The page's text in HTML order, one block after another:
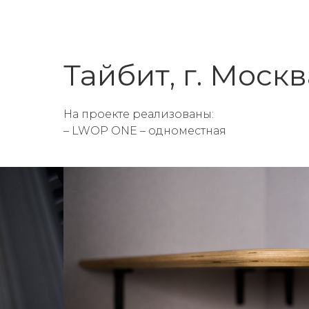
Тайбит, г.
На проекте реализованы:
– LWOP ONE – одноместная